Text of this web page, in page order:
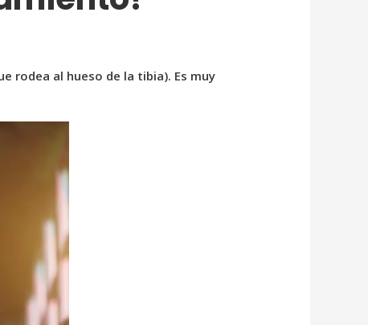
rodea al hueso de la tibia). Es muy